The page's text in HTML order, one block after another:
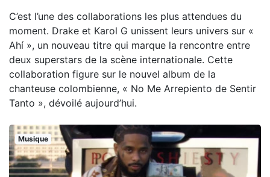
C’est l’une des collaborations les plus attendues du
moment. Drake et Karol G unissent leurs univers sur «
Ahí », un nouveau titre qui marque la rencontre entre
deux superstars de la scène internationale. Cette
collaboration figure sur le nouvel album de la
chanteuse colombienne, « No Me Arrepiento de Sentir
Tanto », dévoilé aujourd’hui.
Musique